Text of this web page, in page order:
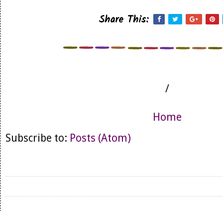
Share This:
/
Home
Subscribe to: Posts (Atom)